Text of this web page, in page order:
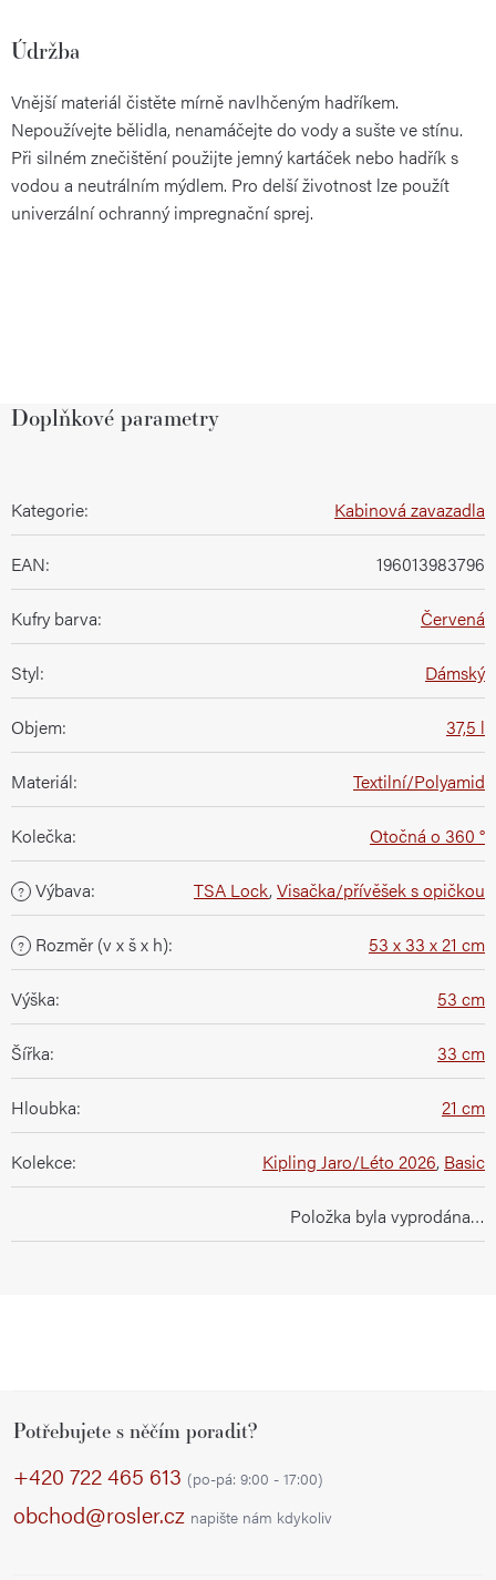
Údržba
Vnější materiál čistěte mírně navlhčeným hadříkem.
Nepoužívejte bělidla, nenamáčejte do vody a sušte ve stínu.
Při silném znečištění použijte jemný kartáček nebo hadřík s
vodou a neutrálním mýdlem. Pro delší životnost lze použít
univerzální ochranný impregnační sprej.
Doplňkové parametry
Kategorie: Kabinová zavazadla
EAN: 196013983796
Kufry barva: Červená
Styl: Dámský
Objem: 37,5 l
Materiál: Textilní/Polyamid
Kolečka: Otočná o 360 °
? Výbava: TSA Lock,Visačka/přívěšek s opičkou
? Rozměr (v x š x h): 53 x 33 x 21 cm
Výška: 53 cm
Šířka: 33 cm
Hloubka: 21 cm
Kolekce: Kipling Jaro/Léto 2026, Basic
Položka byla vyprodána…
Potřebujete s něčím poradit?
+420 722 465 613 (po-pá: 9:00 - 17:00)
obchod@rosler.cz napište nám kdykoliv